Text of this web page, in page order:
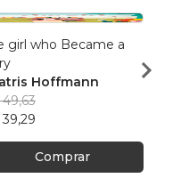
girl who Became a
Hoffmann
39,29
Comprar
R$